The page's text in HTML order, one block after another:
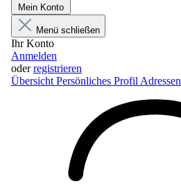
Mein Konto
Menü schließen
Ihr Konto
Anmelden
oderregistrieren
Übersicht Persönliches Profil Adressen